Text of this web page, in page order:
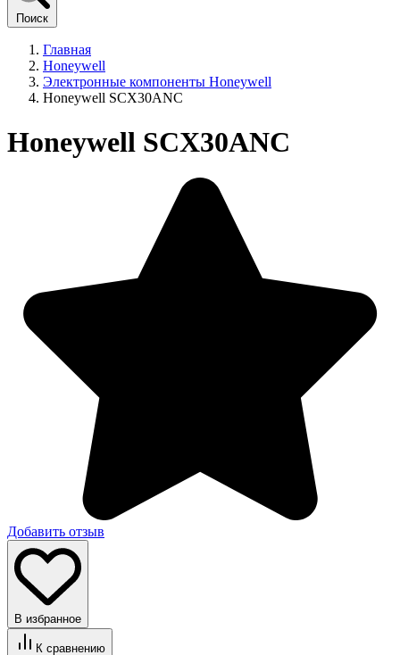
Поиск
Главная
Honeywell
Электронные компоненты Honeywell
Honeywell SCX30ANC
Honeywell SCX30ANC
Добавить отзыв
В избранное
К сравнению